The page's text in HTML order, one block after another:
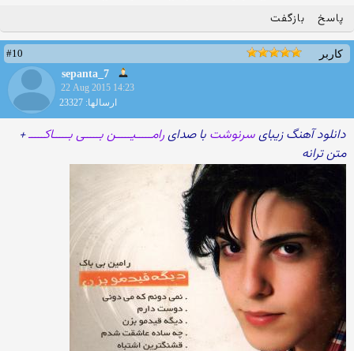
پاسخ بازگفت
کاربر
#10
sepanta_7
22 Aug 2015 14:23
ارسالها: 23327
دانلود آهنگ زیبایسرنوشت با صدایرامـــــیـــــن بـــــی بـــــاکـــــ+
متن ترانه